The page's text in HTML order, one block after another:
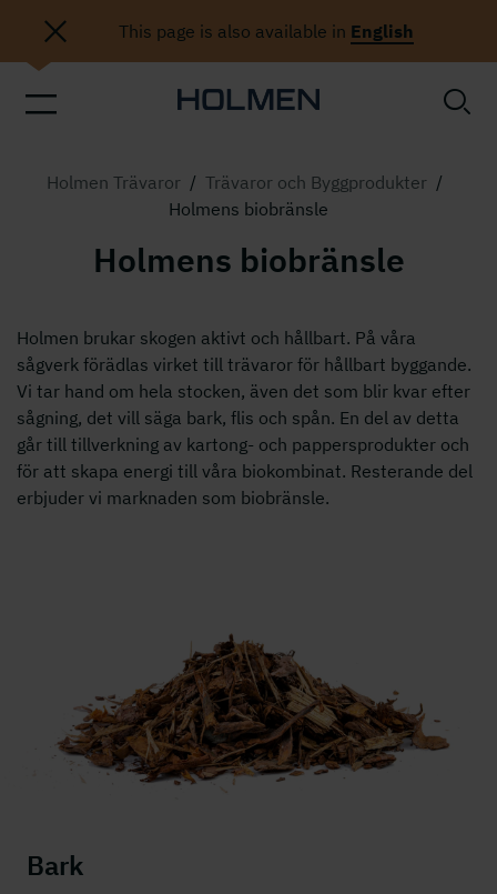
Holmen Trävaror / Trävaror och Byggprodukter /
Holmens biobränsle
Holmens biobränsle
Holmen brukar skogen aktivt och hållbart. På våra
sågverk förädlas virket till trävaror för hållbart byggande.
Vi tar hand om hela stocken, även det som blir kvar efter
sågning, det vill säga bark, flis och spån. En del av detta
går till tillverkning av kartong- och pappersprodukter och
för att skapa energi till våra biokombinat. Resterande del
erbjuder vi marknaden som biobränsle.
Bark
This page is also available in English